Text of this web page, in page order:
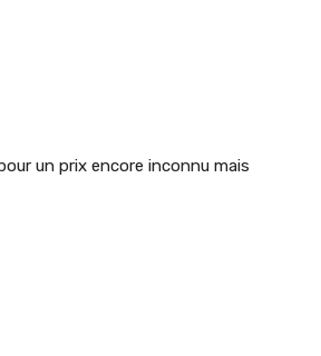
un prix encore inconnu mais